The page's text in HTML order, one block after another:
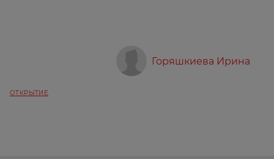
Горяшкиева Ирина
ОТКРЫТИЕ